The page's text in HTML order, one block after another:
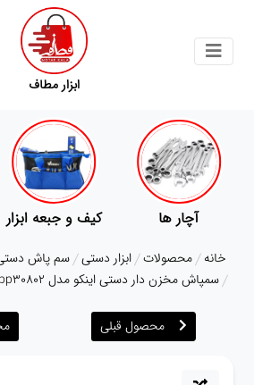
ابزار مطاف
محصولات
قوانین
سایت
درباره
پمپ تجهیزات کمپ
خانه محصولات ابزار دستی سم پاش
سمپاش مخزن دار دستی اینکو مدل hspp30802
محصول قبلی